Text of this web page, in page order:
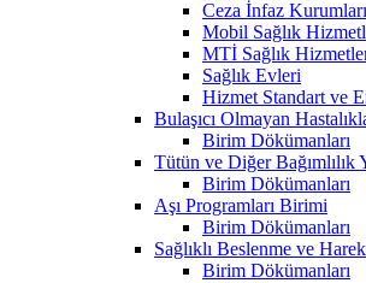
Ceza İnfaz Kurumları
Mobil Sağlık
MTİ Sağlık
Sağlık Evleri
Hizmet Standart ve
Bulaşıcı Olmayan
Birim Dökümanları
Tütün ve Diğer Bağımlılık
Birim Dökümanları
Aşı Programları Birimi
Birim Dökümanları
Sağlıklı Beslenme ve
Birim Dökümanları